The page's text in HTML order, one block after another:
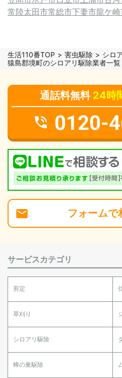
常陸太田市常総市下妻市龍ケ
生活110番TOP 害虫駆除 シロ
猿島郡境町のシロアリ駆除業者一覧
通話料無料 24時
0120-
フォームで
サービスカテゴリ
剪定
草刈り
シロアリ駆除
蜂の巣駆除